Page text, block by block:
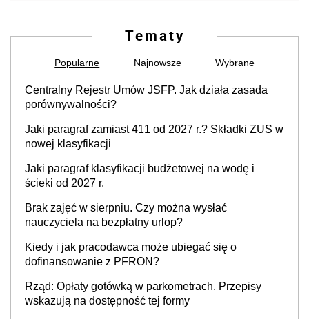
Tematy
Popularne Najnowsze Wybrane
Centralny Rejestr Umów JSFP. Jak działa zasada
porównywalności?
Jaki paragraf zamiast 411 od 2027 r.? Składki ZUS w
nowej klasyfikacji
Jaki paragraf klasyfikacji budżetowej na wodę i
ścieki od 2027 r.
Brak zajęć w sierpniu. Czy można wysłać
nauczyciela na bezpłatny urlop?
Kiedy i jak pracodawca może ubiegać się o
dofinansowanie z PFRON?
Rząd: Opłaty gotówką w parkometrach. Przepisy
wskazują na dostępność tej formy